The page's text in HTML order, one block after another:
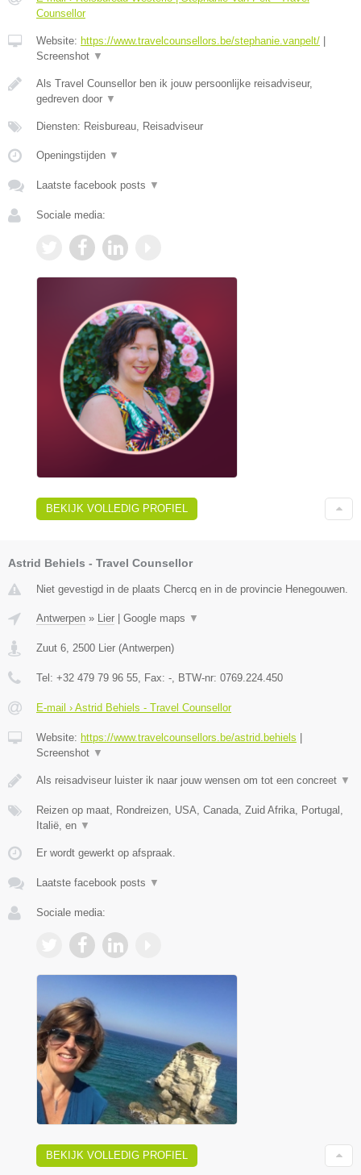
Counsellor
Website: https://www.travelcounsellors.be/stephanie.vanpelt/
Screenshot ▼
Als Travel Counsellor ben ik jouw persoonlijke reisadviseur,
gedreven door ▼
Diensten: Reisbureau, Reisadviseur
Openingstijden ▼
Laatste facebook posts ▼
Sociale media:
BEKIJK VOLLEDIG PROFIEL
Astrid Behiels - Travel Counsellor
Niet gevestigd in de plaats Chercq en in de provincie Henegouwen.
Antwerpen » Lier Google maps ▼
Zuut 6 2500 Lier (Antwerpen)
Tel: +32 479 79 96 55 , Fax: - , BTW-nr: 0769.224.450
E-mail › Astrid Behiels - Travel Counsellor
Website: https://www.travelcounsellors.be/astrid.behiels
Screenshot ▼
Als reisadviseur luister ik naar jouw wensen om tot een concreet ▼
Reizen op maat, Rondreizen, USA, Canada, Zuid Afrika, Portugal,
Italië, en ▼
Er wordt gewerkt op afspraak.
Laatste facebook posts ▼
Sociale media:
BEKIJK VOLLEDIG PROFIEL